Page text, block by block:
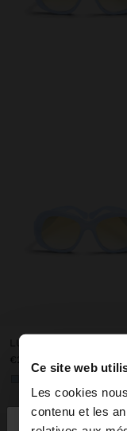
Ce site web
Les cookies
contenu et les
€22.99